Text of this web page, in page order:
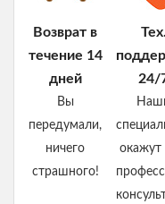
Возврат в
течение 14
дней
Вы
передумали,
ничего
страшного!
Тех.
24/
окажут